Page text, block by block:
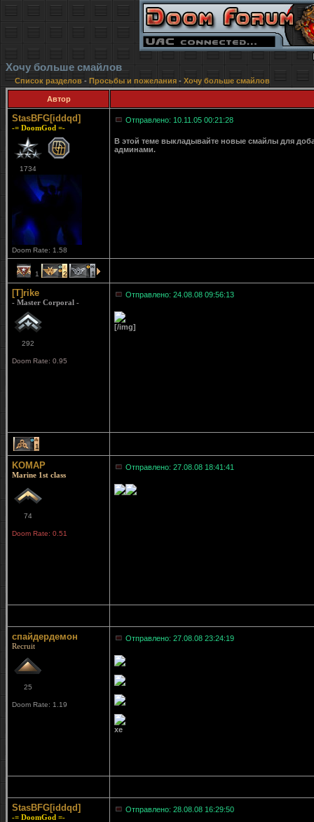
Хочу больше смайлов
Список разделов- Просьбы и пожелания - Хочу больше смайлов
Автор
StasBFG[iddqd]
-= DoomGod =-
1734
Doom Rate: 1.58
Отправлено: 10.11.05 00:21:28
В этой теме выкладывайте новые смайлы для
админами.
1 2 1
[T]rike
- Master Corporal -
292
Doom Rate: 0.95
Отправлено: 24.08.08 09:56:13
[/img]
1
KOMAP
Marine 1st class
74
Doom Rate: 0.51
Отправлено: 27.08.08 18:41:41
спайдердемон
Recruit
25
Doom Rate: 1.19
Отправлено: 27.08.08 23:24:19
хе
StasBFG[iddqd]
-= DoomGod =-
Отправлено: 28.08.08 16:29:50